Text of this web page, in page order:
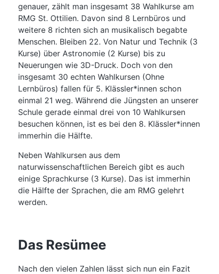
genauer, zählt man insgesamt 38 Wahlkurse am
RMG St. Ottilien. Davon sind 8 Lernbüros und
weitere 8 richten sich an musikalisch begabte
Menschen. Bleiben 22. Von Natur und Technik (3
Kurse) über Astronomie (2 Kurse) bis zu
Neuerungen wie 3D-Druck. Doch von den
insgesamt 30 echten Wahlkursen (Ohne
Lernbüros) fallen für 5. Klässler*innen schon
einmal 21 weg. Während die Jüngsten an unserer
Schule gerade einmal drei von 10 Wahlkursen
besuchen können, ist es bei den 8. Klässler*innen
immerhin die Hälfte.
Neben Wahlkursen aus dem
naturwissenschaftlichen Bereich gibt es auch
einige Sprachkurse (3 Kurse). Das ist immerhin
die Hälfte der Sprachen, die am RMG gelehrt
werden.
Das Resümee
Nach den vielen Zahlen lässt sich nun ein Fazit